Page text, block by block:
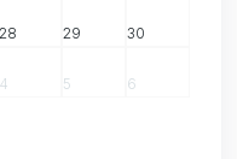
28 29 30
4 5 6